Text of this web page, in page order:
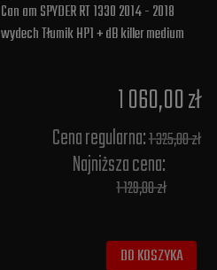
Can am SPYDER RT 1330 2014 - 2018
wydech Tłumik HP1 + dB killer medium
1 060,00 zł
Cena regularna:1 325,00 zł
Najniższa cena:
1 129,00 zł
DO KOSZYKA